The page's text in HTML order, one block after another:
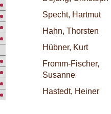
Specht, Hartmut
Hahn, Thorsten
Hübner, Kurt
Fromm-Fischer,
Susanne
Hastedt, Heiner